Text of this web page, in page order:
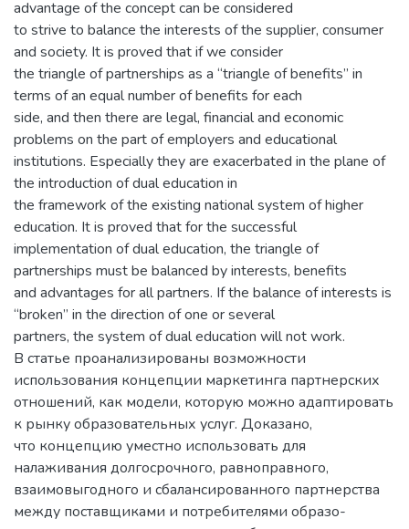
advantage of the concept can be considered
to strive to balance the interests of the supplier, consumer
and society. It is proved that if we consider
the triangle of partnerships as a “triangle of benefits” in
terms of an equal number of benefits for each
side, and then there are legal, financial and economic
problems on the part of employers and educational
institutions. Especially they are exacerbated in the plane of
the introduction of dual education in
the framework of the existing national system of higher
education. It is proved that for the successful
implementation of dual education, the triangle of
partnerships must be balanced by interests, benefits
and advantages for all partners. If the balance of interests is
“broken” in the direction of one or several
partners, the system of dual education will not work.
В статье проанализированы возможности
использования концепции маркетинга партнерских
отношений, как модели, которую можно адаптировать
к рынку образовательных услуг. Доказано,
что концепцию уместно использовать для
налаживания долгосрочного, равноправного,
взаимовыгодного и сбалансированного партнерства
между поставщиками и потребителями образо-